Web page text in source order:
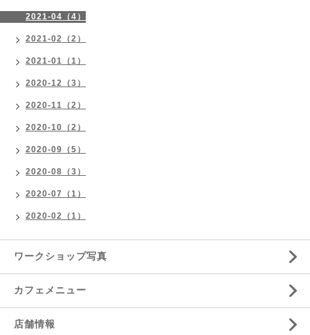
2021-04（4）
2021-02（2）
2021-01（1）
2020-12（3）
2020-11（2）
2020-10（2）
2020-09（5）
2020-08（3）
2020-07（1）
2020-02（1）
ワークショップ写真
カフェメニュー
店舗情報